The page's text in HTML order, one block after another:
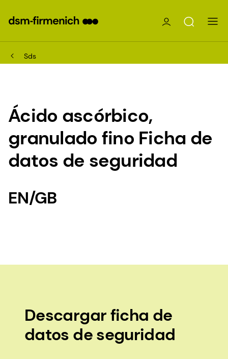
Sds
Ácido ascórbico,
granulado fino Ficha de
datos de seguridad
EN/GB
Descargar ficha de
datos de seguridad